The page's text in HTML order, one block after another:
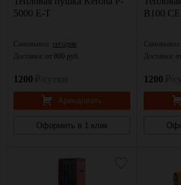
5000 E-T
Самовывоз: сегодня
Доставка: от 800 руб.
1200
Арендовать
Оформить в 1 клик
B100
Самовывоз:
Доставка:
1200